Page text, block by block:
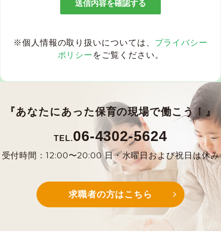
※個人情報の取り扱いについては、 プライバシー
ポリシー をご覧ください。
『あなたにあった保育の現場で働こう！』
TEL.06-4302-5624
受付時間：12:00〜20:00 日・水曜日および祝日は休み
求職者の方はこちら